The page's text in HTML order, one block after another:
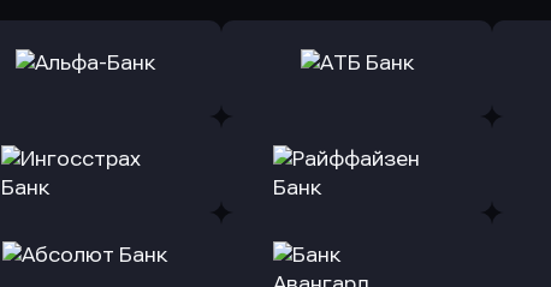
Оправить заявку
в Альфа-Банк
Оправить заявку
в АТБ Банк
Оправить заявку
Оправить заявку
в Райффайзен Банк